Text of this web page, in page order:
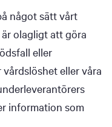
något sätt vårt
olagligt att göra
eller
eller våra
information som